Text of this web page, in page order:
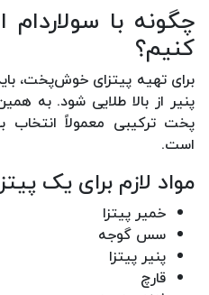
چگونه با
کنیم؟
برای تهیه پیتزای خوش‌پخت،
است.
مواد لازم برای یک
خمیر پیتزا
سس گوجه
پنیر پیتزا
قارچ